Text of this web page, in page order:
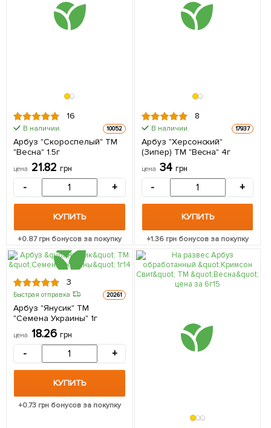
16
В наличии. 10052
Арбуз "Скороспелый" ТМ
"Весна" 1.5г
цена 21.82 грн
- +
КУПИТЬ
+0.87грн бонусов за покупку
8
В наличии. 17937
Арбуз "Херсонский"
(Зипер) ТМ "Весна" 4г
цена 34 грн
- +
КУПИТЬ
+1.36 грн бонусов за покупку
3
Быстрая отправка 20261
Арбуз "Янусик" ТМ
"Семена Украины" 1г
цена 18.26 грн
- +
КУПИТЬ
+0.73 грн бонусов за покупку